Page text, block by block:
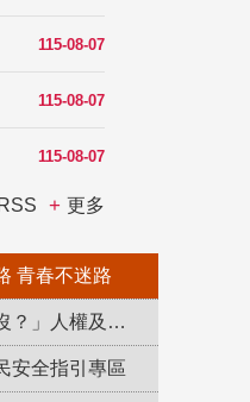
115-08-07
115-08-07
115-08-07
RSS 更多
青春不迷路
「補課了沒？」人權及轉型正義教育專區
安全指引專區